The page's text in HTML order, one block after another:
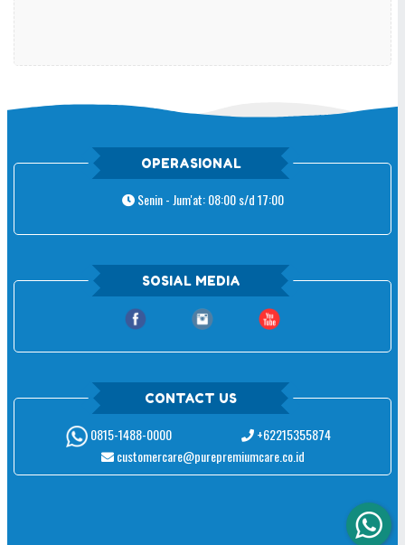
OPERASIONAL
Senin - Jum'at: 08:00 s/d 17:00
SOSIAL MEDIA
CONTACT US
0815-1488-0000
+62215355874
customercare@purepremiumcare.co.id